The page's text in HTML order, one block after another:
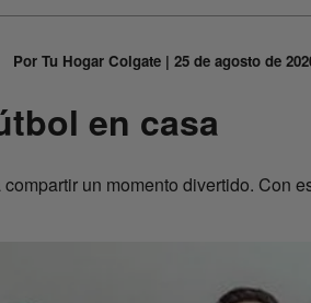
Por Tu Hogar Colgate | 25 de agosto de
en casa
un momento divertido. Con